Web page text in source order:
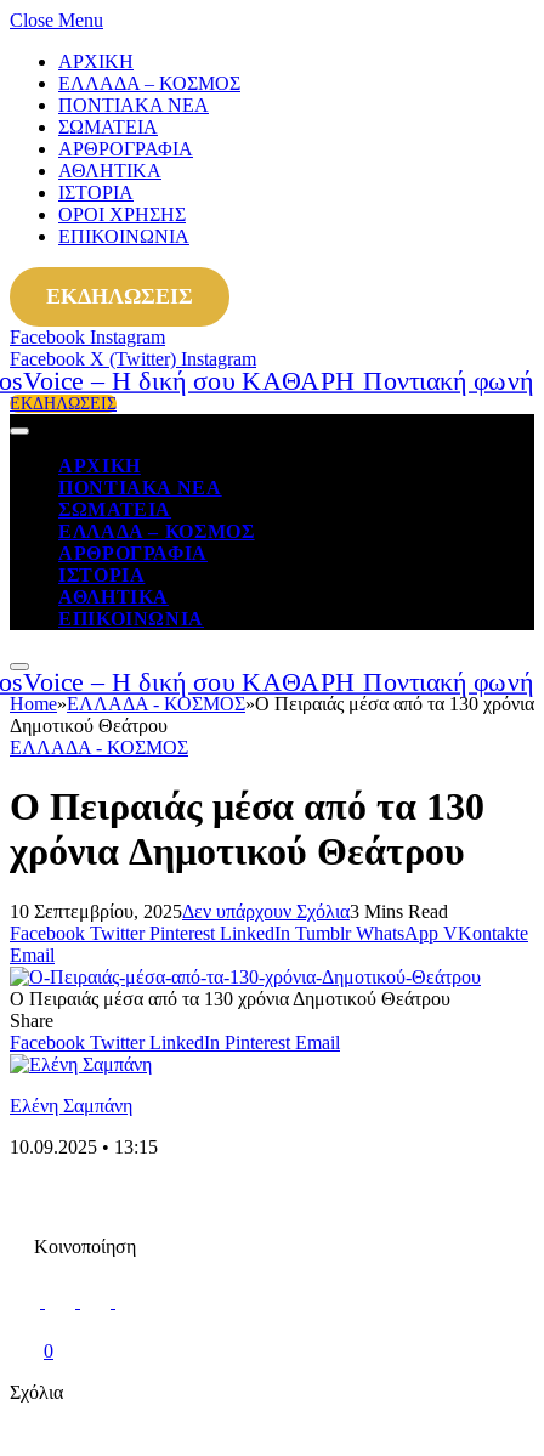
Close Menu
ΑΡΧΙΚΗ
ΕΛΛΑΔΑ – ΚΟΣΜΟΣ
ΠΟΝΤΙΑΚΑ ΝΕΑ
ΣΩΜΑΤΕΙΑ
ΑΡΘΡΟΓΡΑΦΙΑ
ΑΘΛΗΤΙΚΑ
ΙΣΤΟΡΙΑ
ΟΡΟΙ ΧΡΗΣΗΣ
ΕΠΙΚΟΙΝΩΝΙΑ
ΕΚΔΗΛΩΣΕΙΣ
Facebook Instagram
Facebook X (Twitter) Instagram
ΕΚΔΗΛΩΣΕΙΣ
ΑΡΧΙΚΗ
ΠΟΝΤΙΑΚΑ ΝΕΑ
ΣΩΜΑΤΕΙΑ
ΕΛΛΑΔΑ – ΚΟΣΜΟΣ
ΑΡΘΡΟΓΡΑΦΙΑ
ΙΣΤΟΡΙΑ
ΑΘΛΗΤΙΚΑ
ΕΠΙΚΟΙΝΩΝΙΑ
Home»ΕΛΛΑΔΑ - ΚΟΣΜΟΣ»Ο Πειραιάς μέσα από τα 130 χρόνια
Δημοτικού Θεάτρου
ΕΛΛΑΔΑ - ΚΟΣΜΟΣ
Ο Πειραιάς μέσα από τα 130
χρόνια Δημοτικού Θεάτρου
10 Σεπτεμβρίου, 2025Δεν υπάρχουν Σχόλια3 Mins Read
Facebook Twitter Pinterest LinkedIn Tumblr WhatsApp VKontakte
Email
Ο Πειραιάς μέσα από τα 130 χρόνια Δημοτικού Θεάτρου
Share
Facebook Twitter LinkedIn Pinterest Email
Ελένη Σαμπάνη
10.09.2025 • 13:15
Κοινοποίηση
0
Σχόλια